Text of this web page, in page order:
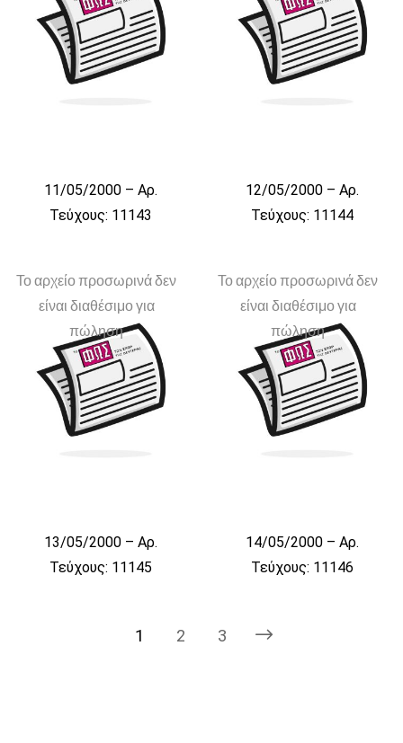
11/05/2000 – Αρ.
Τεύχους: 11143
12/05/2000 – Αρ.
Τεύχους: 11144
Το αρχείο προσωρινά δεν
είναι διαθέσιμο για
πώληση
13/05/2000 – Αρ.
Τεύχους: 11145
Το αρχείο προσωρινά δεν
είναι διαθέσιμο για
πώληση
14/05/2000 – Αρ.
Τεύχους: 11146
1 2 3